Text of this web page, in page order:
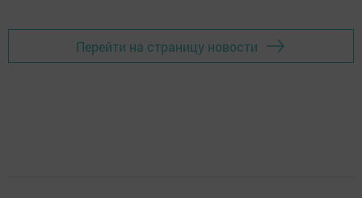
Перейти на страницу новости